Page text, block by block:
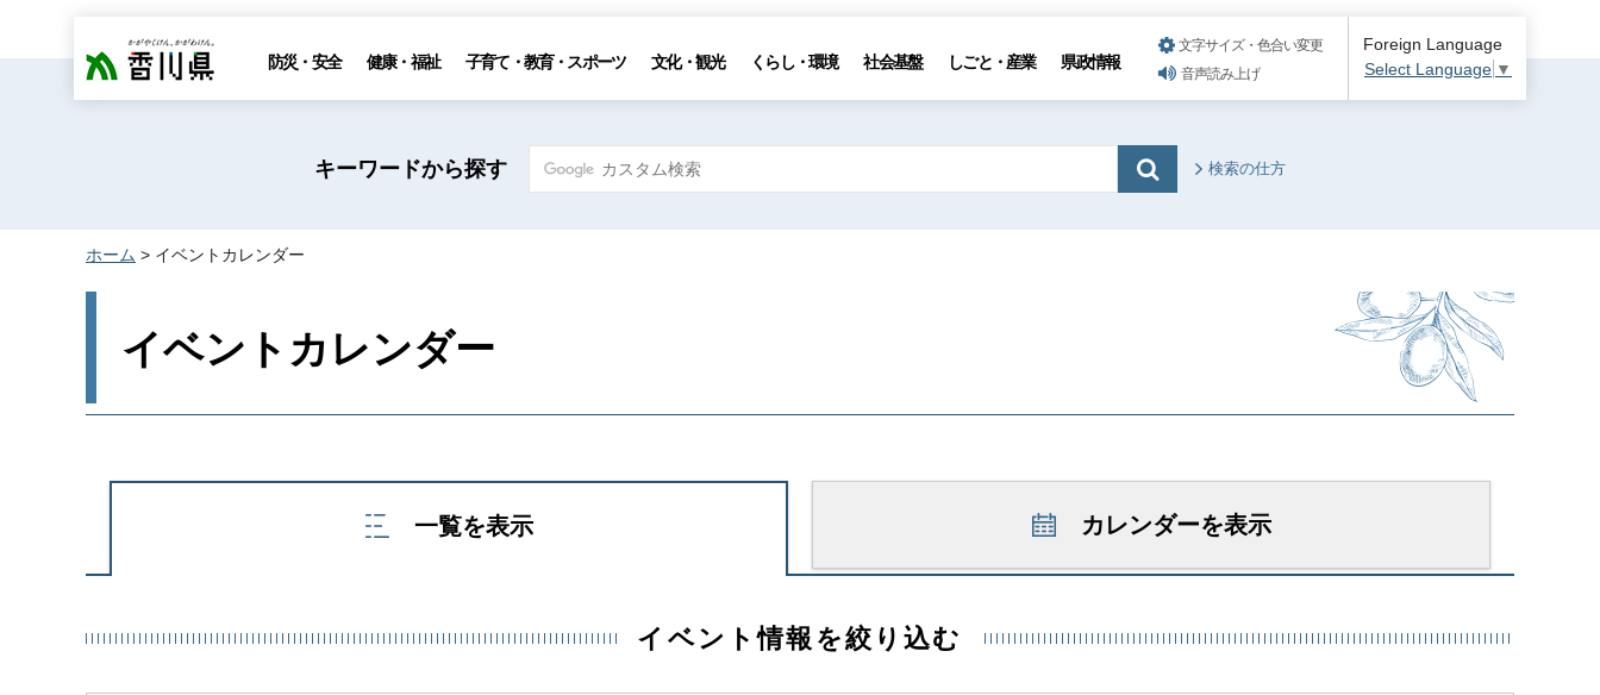
香川県 防災・安全 健康・福祉 子育て・教育・スポーツ 文化・観光 くらし・環境 社会基盤 しごと・産業 県政情報
文字サイズ・色合い変更
音声読み上げ
Foreign Language
Select Language ▼
キーワードから探す 検索の仕方
ホーム > イベントカレンダー
イベントカレンダー
一覧を表示 カレンダーを表示
イベント情報を絞り込む